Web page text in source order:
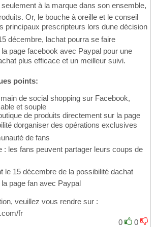
seulement à la marque dans son ensemble,
Or, le bouche à oreille et le conseil
principaux prescripteurs lors dune décision
décembre, lachat pourra se faire
page facebook avec Paypal pour une
plus efficace et un meilleur suivi.
points:
de social shopping sur Facebook,
et souple
de produits directement sur la page
dorganiser des opérations exclusives
de fans
: les fans peuvent partager leurs coups de
le 15 décembre de la possibilité dachat
page fan avec Paypal
veuillez vous rendre sur :
fr
0
0